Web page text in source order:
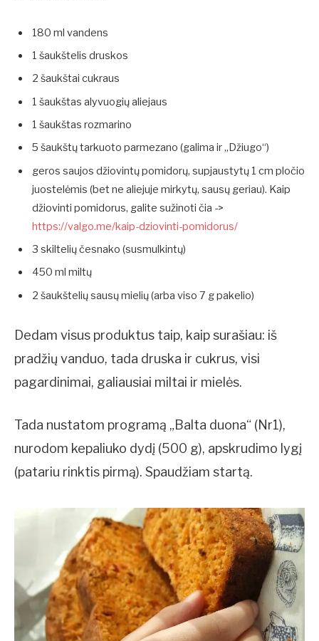
180 ml vandens
1 šaukštelis druskos
2 šaukštai cukraus
1 šaukštas alyvuogių aliejaus
1 šaukštas rozmarino
5 šaukštų tarkuoto parmezano (galima ir „Džiugo“)
geros saujos džiovintų pomidorų, supjaustytų 1 cm pločio
juostelėmis (bet ne aliejuje mirkytų, sausų geriau). Kaip
džiovinti pomidorus, galite sužinoti čia ->
https://valgo.me/kaip-dziovinti-pomidorus/
3 skiltelių česnako (susmulkintų)
450 ml miltų
2 šaukštelių sausų mielių (arba viso 7 g pakelio)
Dedam visus produktus taip, kaip surašiau: iš
pradžių vanduo, tada druska ir cukrus, visi
pagardinimai, galiausiai miltai ir mielės.
Tada nustatom programą „Balta duona“ (Nr1),
nurodom kepaliuko dydį (500 g), apskrudimo lygį
(patariu rinktis pirmą). Spaudžiam startą.